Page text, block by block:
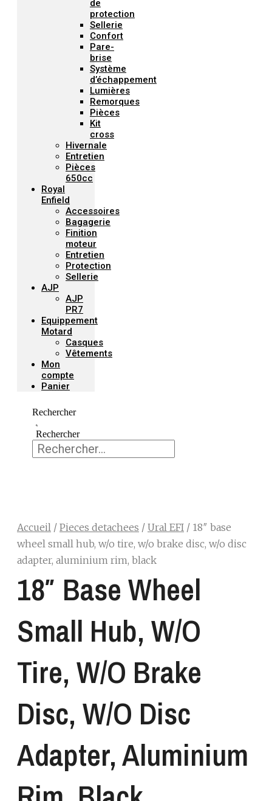
de
protection
Sellerie
Confort
Pare-
brise
Système
d’échappement
Lumières
Remorques
Pièces
Kit
cross
Hivernale
Entretien
Pièces
650cc
Royal
Enfield
Accessoires
Bagagerie
Finition
moteur
Entretien
Protection
Sellerie
AJP
AJP
PR7
Equippement
Motard
Casques
Vêtements
Mon
compte
Panier
Rechercher
Rechercher
Accueil / Pieces detachees / Ural EFI / 18″ base
wheel small hub, w/o tire, w/o brake disc, w/o disc
adapter, aluminium rim, black
18″ Base Wheel
Small Hub, W/o
Tire, W/o Brake
Disc, W/o Disc
Adapter, Aluminium